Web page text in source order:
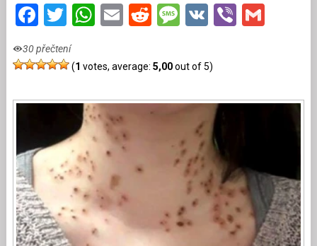
Facebook
Twitter
WhatsApp
EmailRedditMessage
VKViber
30 přečtení
(1 votes, average: 5,00out of 5)